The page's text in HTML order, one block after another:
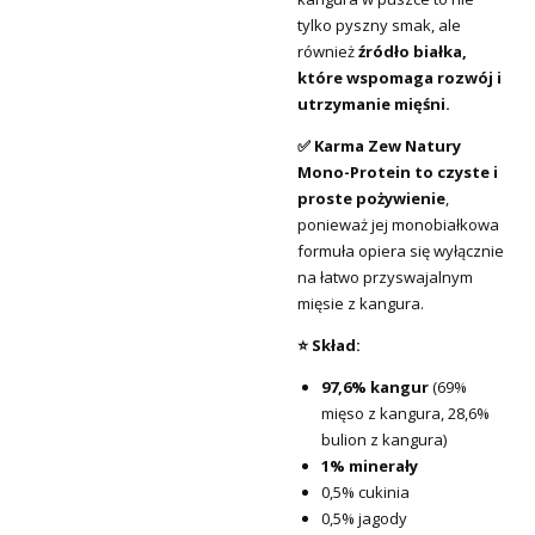
tylko pyszny smak, ale
równieżźródło białka,
które wspomaga rozwój i
utrzymanie mięśni.
✅ Karma Zew Natury
Mono-Protein to czyste i
proste pożywienie,
ponieważ jej monobiałkowa
formuła opiera się wyłącznie
na łatwo przyswajalnym
mięsie z kangura.
⭐ Skład:
97,6% kangur(69%
mięso z kangura, 28,6%
bulion z kangura)
1% minerały
0,5% cukinia
0,5% jagody